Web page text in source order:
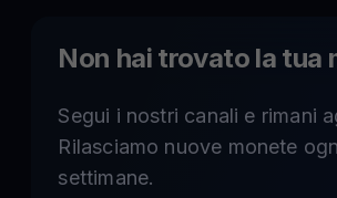
Non hai trovato la tua
Segui i nostri canali e rimani
Rilasciamo nuove monete
settimane.